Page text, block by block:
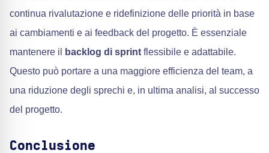
continua rivalutazione e ridefinizione delle priorità in base
ai cambiamenti e ai feedback del progetto. È essenziale
mantenere il
backlog di sprint flessibile e adattabile.
Questo può portare a una maggiore efficienza del team, a
una riduzione degli sprechi e, in ultima analisi, al successo
del progetto.
Conclusione